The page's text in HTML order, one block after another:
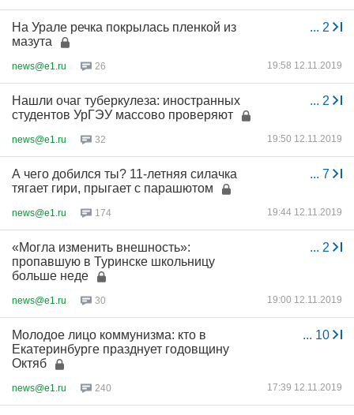
... 2
На Урале речка покрылась пленкой из
мазута
news@e1.ru 26 19:58 12.11.2019
... 2
Нашли очаг туберкулеза: иностранных
студентов УрГЭУ массово проверяют
news@e1.ru 32 19:50 12.11.2019
... 7
А чего добился ты? 11-летняя силачка
тягает гири, прыгает с парашютом
news@e1.ru 174 19:44 12.11.2019
... 2
«Могла изменить внешность»:
пропавшую в Туринске школьницу
больше неде
news@e1.ru 30 19:00 12.11.2019
... 10
Молодое лицо коммунизма: кто в
Екатеринбурге празднует годовщину
Октяб
news@e1.ru 240 17:39 12.11.2019